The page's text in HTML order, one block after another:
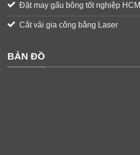
Đặt may gấu bông tốt nghiệp HCM
Cắt vải gia công bằng Laser
BẢN ĐỒ